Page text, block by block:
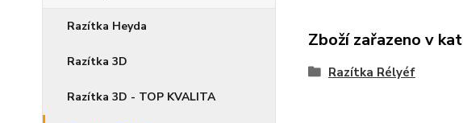
Razítka Heyda
Razítka 3D
Razítka 3D - TOP KVALITA
Zboží zařazeno v
Razítka Rélyéf